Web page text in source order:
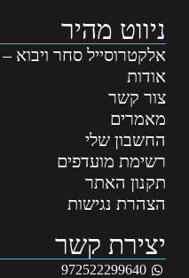
ניווט מהיר
אלקטרוסייל סחר ויבוא –
אודות
צור קשר
מאמרים
החשבון שלי
רשימת מועדפים
תקנון האתר
הצהרת נגישות
יצירת קשר
972522299640